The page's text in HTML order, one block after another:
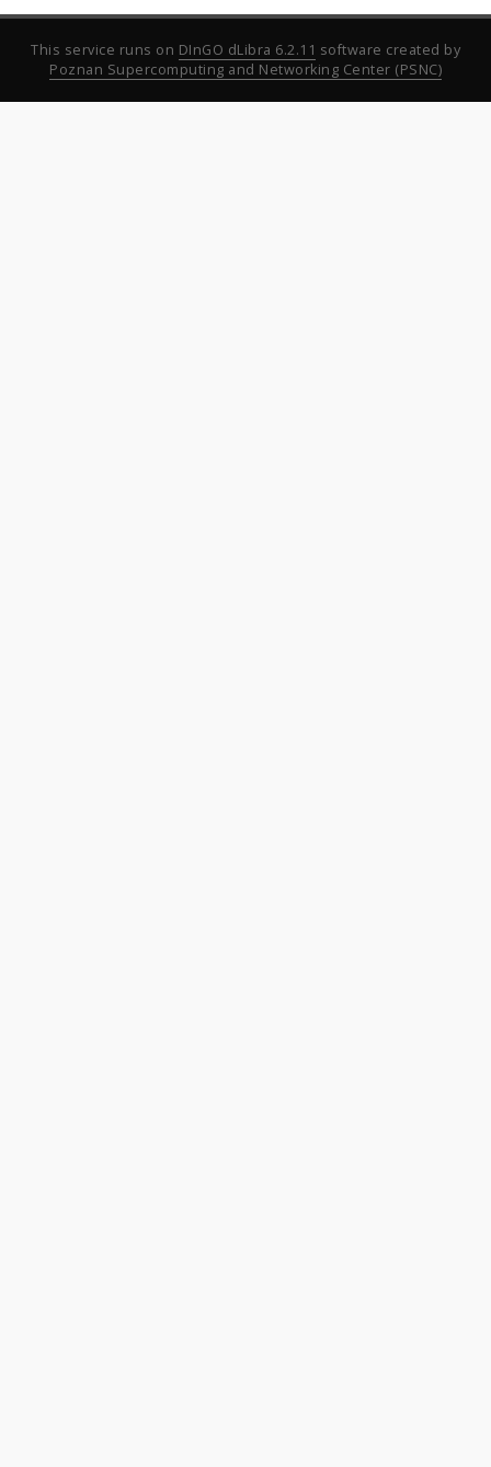
This service runs on DInGO dLibra 6.2.11 software created by
Poznan Supercomputing and Networking Center (PSNC)